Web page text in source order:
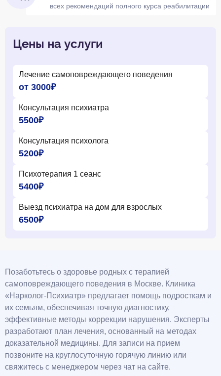
всех рекомендаций полного курса реабилитации
Цены на услуги
Лечение самоповреждающего поведения
от 3000₽
Консультация психиатра
5500₽
Консультация психолога
5200₽
Психотерапия 1 сеанс
5400₽
Выезд психиатра на дом для взрослых
6500₽
Позаботьтесь о здоровье родных с терапией
самоповреждающего поведения в Москве. Клиника
«Нарколог-Психиатр» предлагает помощь подросткам и
их семьям, обеспечивая точную диагностику,
эффективные методы коррекции нарушения. Эксперты
разработают план лечения, основанный на методах
доказательной медицины. Для записи на прием
позвоните на круглосуточную горячую линию или
свяжитесь с менеджером через чат на сайте.